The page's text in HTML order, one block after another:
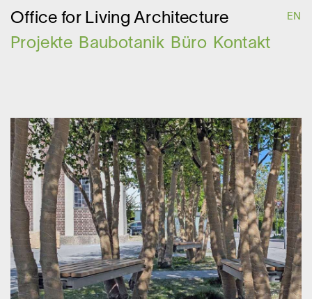
Office for LivingArchitecture
Projekte Baubotanik Büro Kontakt
EN